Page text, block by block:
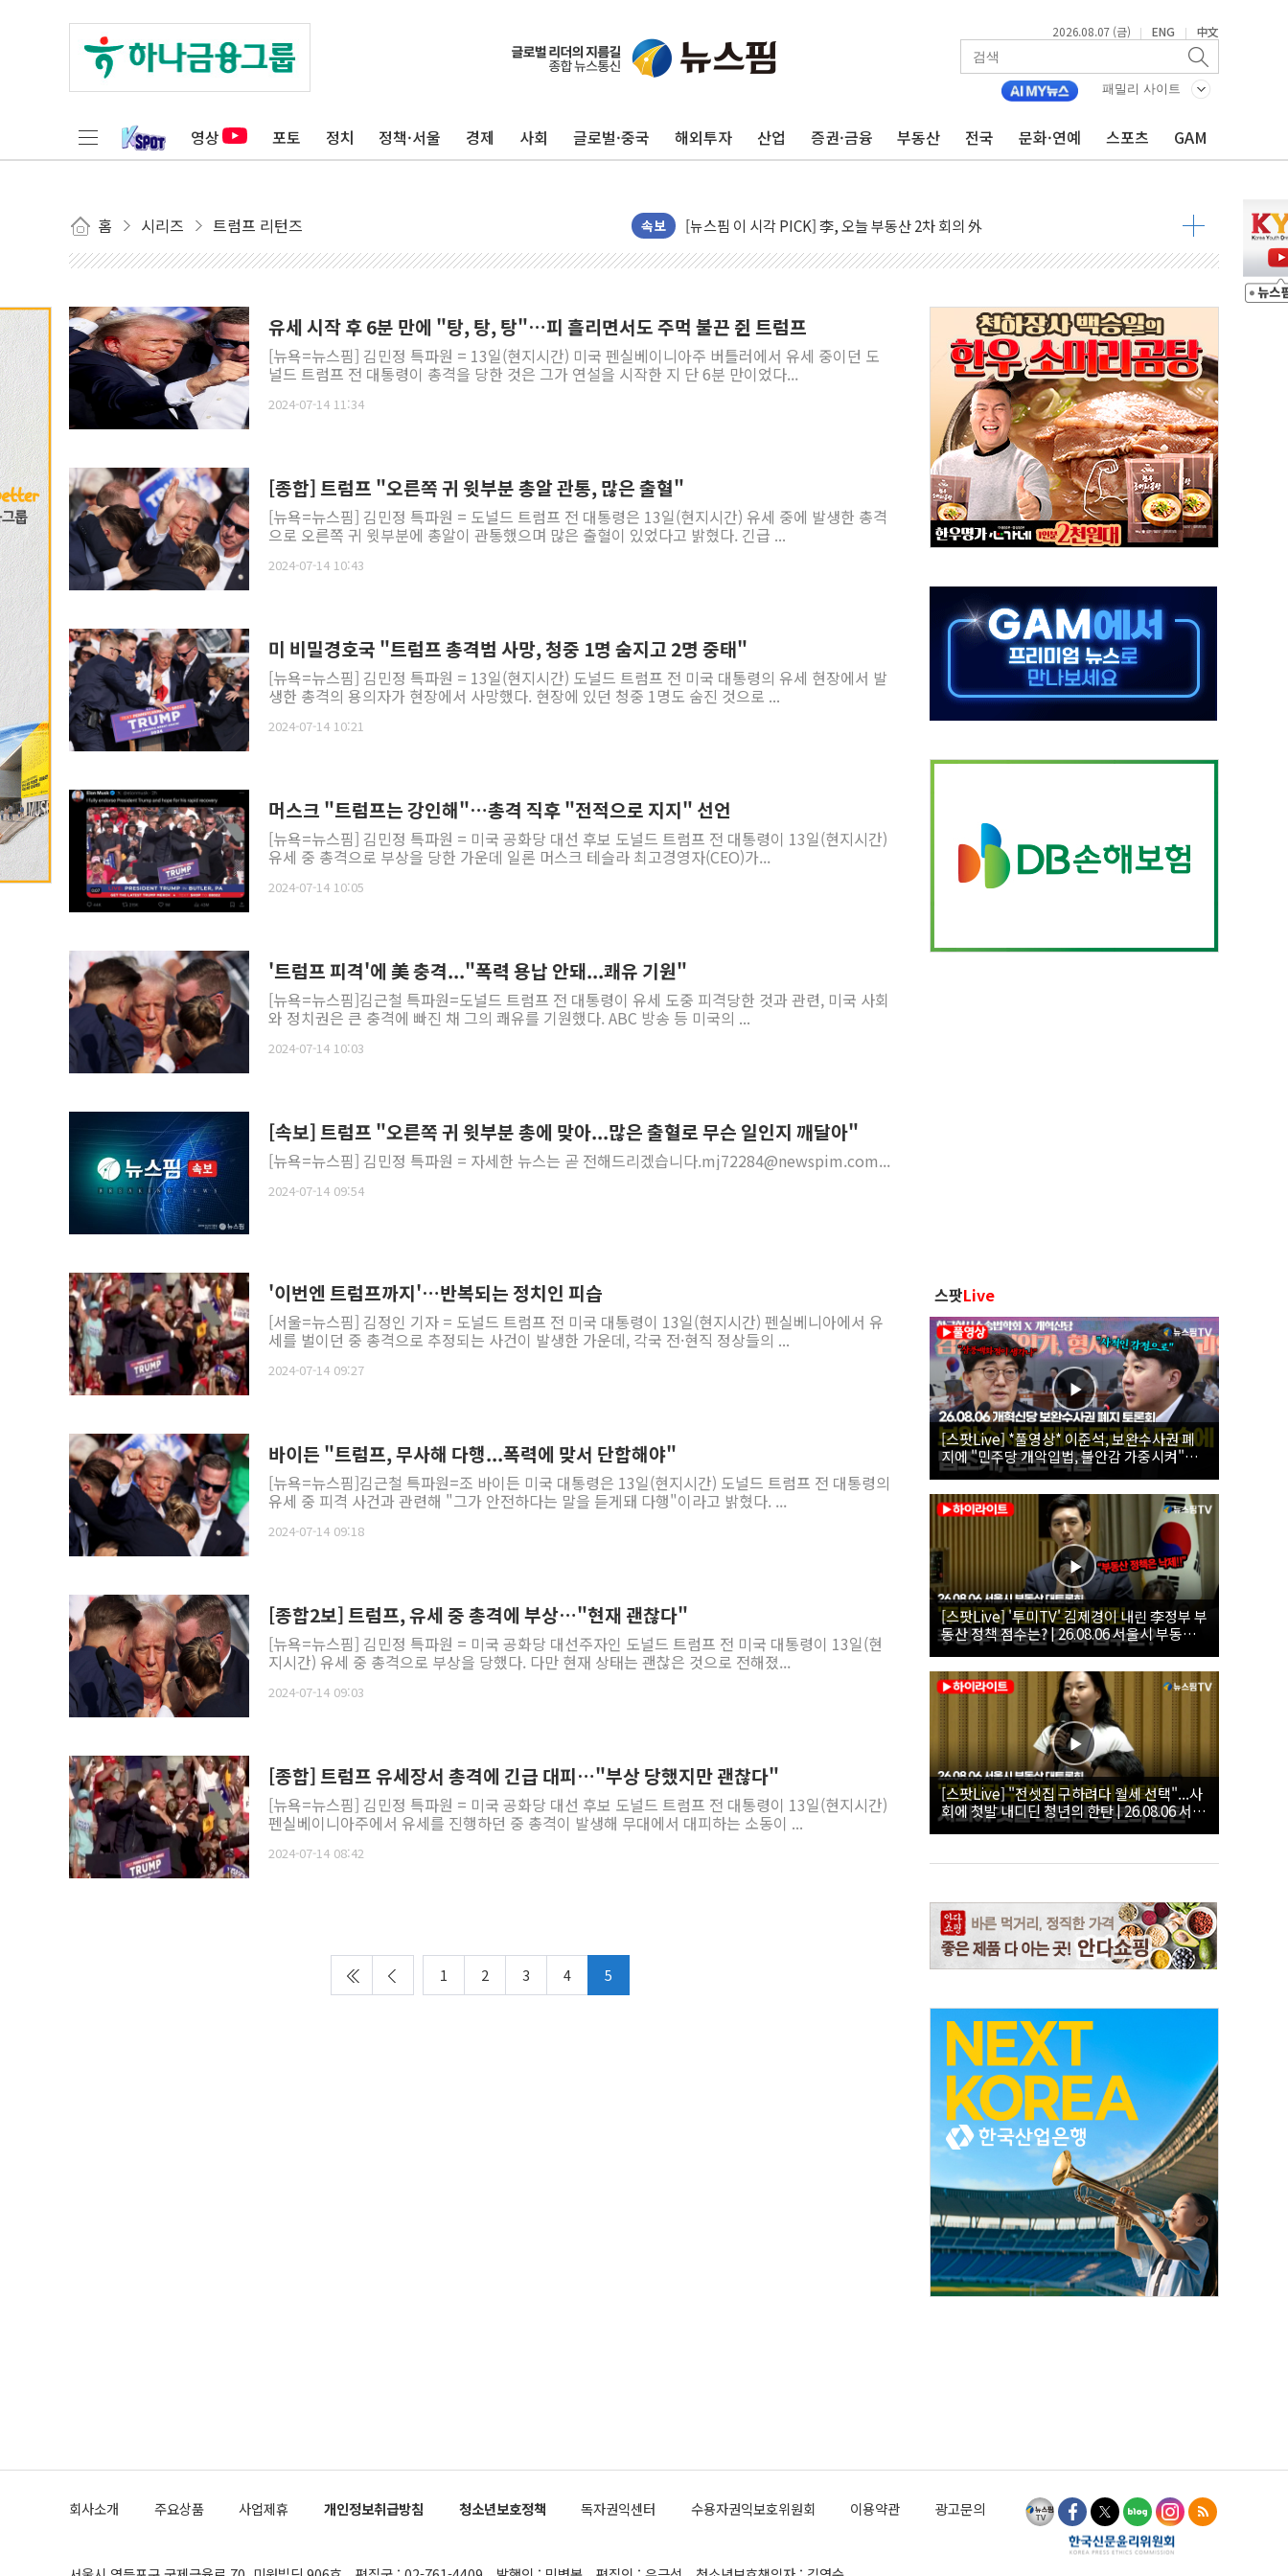
2026.08.07 (금) | ENG | 中文
패밀리 사이트
영상 포토 정치 정책·서울 경제 사회 글로벌·중국 해외투자 산업 증권·금융 부동산 전국 문화·연예 스포츠 GAM
홈 시리즈 트럼프 리턴즈 속보
중기부, 떡국·떡볶이떡 제조업 '생계형 적합업종' 재지정...5년 더 보호
카드사 고객 유입 창구 된 '트래블카드'…휴가철 넘어 장기 고객 묶는다
제나벨, 배우 공승연 브랜드 모델 발탁… 부산 광안서 약국 팝업스토어 운영
[채권/외환] 국제유가 급등에 미 국채금리·달러 동반 상승…시장, 美 고용지표 촉각
트럼프, '원정출산 시민권 차단' 행정명령 서명…출생시민권 제한 재시동
트럼프 "이란전 조만간 끝날 것"…군수품 부족설 일축 "막대한 무기 보유"
"세금 부담 덜자"…비거주 1주택자 귀환 조짐에 전월세시장 '긴장'
세금 부담 커진 고가 1주택자…맞교환·재매수·다운사이징 '저울질'
현대리바트, 원가 개선으로 실적 방어…다음 과제는 '외형 확대'
[금/유가] 이란의 호르무즈 해협 통항 제한 검토에 유가 3% 급등…금값 보합
뉴욕증시, 유가·금리 부담에 하락…다우 5거래일 랠리 '마침표'
이란, 오만과 호르무즈 해협 재개방 합의 막바지.."美와 직접 협상 없어"
李대통령, 오늘 오후 2시 부동산정책 2차 점검회의…주택 공급 대책 막바지 조율
[오늘의 국회일정] 상임위·세미나·기자회견·주요 정당 - 8월 7일
이란, 美·이스라엘 선박 호르무즈 통항 제한 추진…美 "통행 막을 권한 없어"
유세 시작 후 6분 만에 "탕, 탕, 탕"…피 흘리면서도 주먹 불끈 쥔 트럼프
[뉴욕=뉴스핌] 김민정 특파원 = 13일(현지시간) 미국 펜실베이니아주 버틀러에서 유세 중이던 도
널드 트럼프 전 대통령이 총격을 당한 것은 그가 연설을 시작한 지 단 6분 만이었다...
2024-07-14 11:34
[종합] 트럼프 "오른쪽 귀 윗부분 총알 관통, 많은 출혈"
[뉴욕=뉴스핌] 김민정 특파원 = 도널드 트럼프 전 대통령은 13일(현지시간) 유세 중에 발생한 총격
으로 오른쪽 귀 윗부분에 총알이 관통했으며 많은 출혈이 있었다고 밝혔다. 긴급 ...
2024-07-14 10:43
미 비밀경호국 "트럼프 총격범 사망, 청중 1명 숨지고 2명 중태"
[뉴욕=뉴스핌] 김민정 특파원 = 13일(현지시간) 도널드 트럼프 전 미국 대통령의 유세 현장에서 발
생한 총격의 용의자가 현장에서 사망했다. 현장에 있던 청중 1명도 숨진 것으로 ...
2024-07-14 10:21
머스크 "트럼프는 강인해"…총격 직후 "전적으로 지지" 선언
[뉴욕=뉴스핌] 김민정 특파원 = 미국 공화당 대선 후보 도널드 트럼프 전 대통령이 13일(현지시간)
유세 중 총격으로 부상을 당한 가운데 일론 머스크 테슬라 최고경영자(CEO)가...
2024-07-14 10:05
'트럼프 피격'에 美 충격..."폭력 용납 안돼...쾌유 기원"
[뉴욕=뉴스핌]김근철 특파원=도널드 트럼프 전 대통령이 유세 도중 피격당한 것과 관련, 미국 사회
와 정치권은 큰 충격에 빠진 채 그의 쾌유를 기원했다. ABC 방송 등 미국의 ...
2024-07-14 10:03
[속보] 트럼프 "오른쪽 귀 윗부분 총에 맞아...많은 출혈로 무슨 일인지 깨달아"
[뉴욕=뉴스핌] 김민정 특파원 = 자세한 뉴스는 곧 전해드리겠습니다.mj72284@newspim.com...
2024-07-14 09:54
'이번엔 트럼프까지'…반복되는 정치인 피습
[서울=뉴스핌] 김정인 기자 = 도널드 트럼프 전 미국 대통령이 13일(현지시간) 펜실베니아에서 유
세를 벌이던 중 총격으로 추정되는 사건이 발생한 가운데, 각국 전·현직 정상들의 ...
2024-07-14 09:27
바이든 "트럼프, 무사해 다행...폭력에 맞서 단합해야"
[뉴욕=뉴스핌]김근철 특파원=조 바이든 미국 대통령은 13일(현지시간) 도널드 트럼프 전 대통령의
유세 중 피격 사건과 관련해 "그가 안전하다는 말을 듣게돼 다행"이라고 밝혔다. ...
2024-07-14 09:18
[종합2보] 트럼프, 유세 중 총격에 부상…"현재 괜찮다"
[뉴욕=뉴스핌] 김민정 특파원 = 미국 공화당 대선주자인 도널드 트럼프 전 미국 대통령이 13일(현
지시간) 유세 중 총격으로 부상을 당했다. 다만 현재 상태는 괜찮은 것으로 전해졌...
2024-07-14 09:03
[종합] 트럼프 유세장서 총격에 긴급 대피…"부상 당했지만 괜찮다"
[뉴욕=뉴스핌] 김민정 특파원 = 미국 공화당 대선 후보 도널드 트럼프 전 대통령이 13일(현지시간)
펜실베이니아주에서 유세를 진행하던 중 총격이 발생해 무대에서 대피하는 소동이 ...
2024-07-14 08:42
1 2 3 4 5
스팟Live
[스팟Live] *풀영상* 이준석, 보완수사권 폐
지에 "민주당 개악입법, 불안감 가중시켜"｜
26.08.06 개혁신당 보완수사권 폐지 토론회
[스팟Live] '투미TV' 김제경이 내린 李정부 부
동산 정책 점수는? | 26.08.06 서울시 부동산
대토론회
[스팟Live] "전셋집 구하려다 월세 선택"...사
회에 첫발 내디딘 청년의 한탄 | 26.08.06 서울
시 부동산 대토론회
회사소개 주요상품 사업제휴 개인정보취급방침 청소년보호정책 독자권익센터 수용자권익보호위원회 이용약관 광고문의